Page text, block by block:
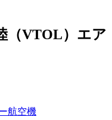
（VTOL）エア
航空機